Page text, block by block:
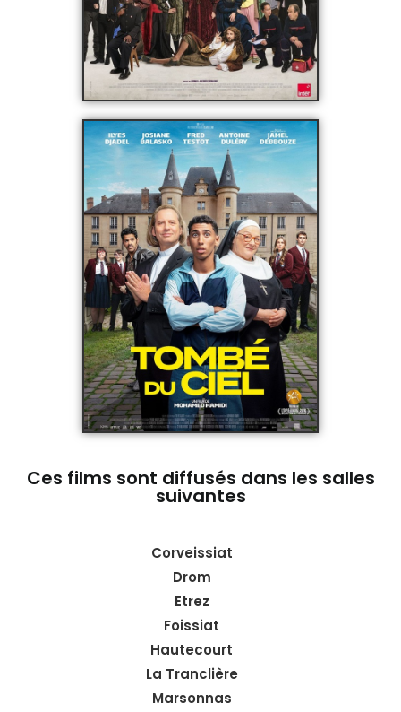
Ces films sont diffusés dans les salles
suivantes
Corveissiat
Drom
Etrez
Foissiat
Hautecourt
La Tranclière
Marsonnas